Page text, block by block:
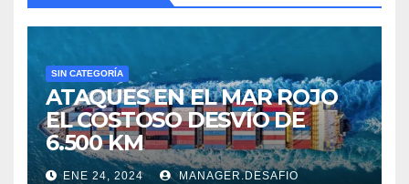
SIN CATEGORÍA
ATAQUES EN EL MAR ROJO
EL COSTOSO DESVÍO DE
6.500 KM
ENE 24, 2024 MANAGER.DESAFIO